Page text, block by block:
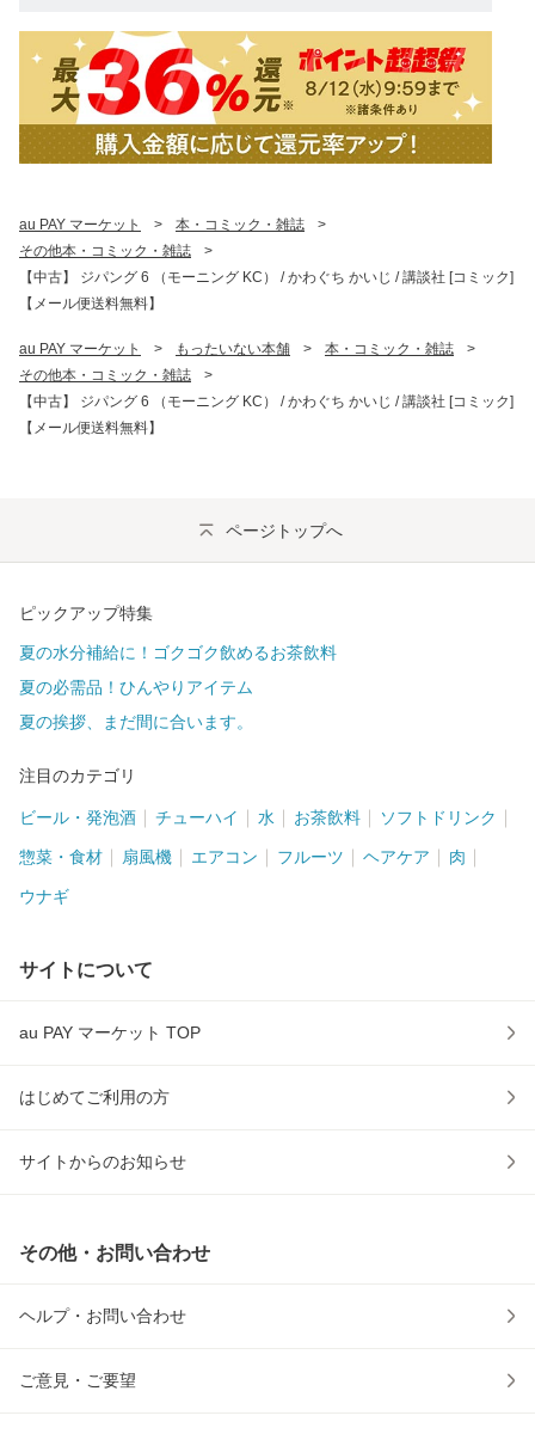
au PAY マーケット > 本・コミック・雑誌
>
その他本・コミック・雑誌
>
【中古】 ジパング 6 （モーニング KC） / かわぐち かいじ / 講談社 [コミック]
【メール便送料無料】
au PAY マーケット > もったいない本舗 > 本・コミック・雑誌
>
その他本・コミック・雑誌
>
【中古】 ジパング 6 （モーニング KC） / かわぐち かいじ / 講談社 [コミック]
【メール便送料無料】
ページトップへ
ピックアップ特集
夏の水分補給に！ゴクゴク飲めるお茶飲料
夏の必需品！ひんやりアイテム
夏の挨拶、まだ間に合います。
注目のカテゴリ
ビール・発泡酒 チューハイ 水 お茶飲料 ソフトドリンク
惣菜・食材 扇風機 エアコン フルーツ ヘアケア 肉
ウナギ
サイトについて
au PAY マーケット TOP
はじめてご利用の方
サイトからのお知らせ
その他・お問い合わせ
ヘルプ・お問い合わせ
ご意見・ご要望